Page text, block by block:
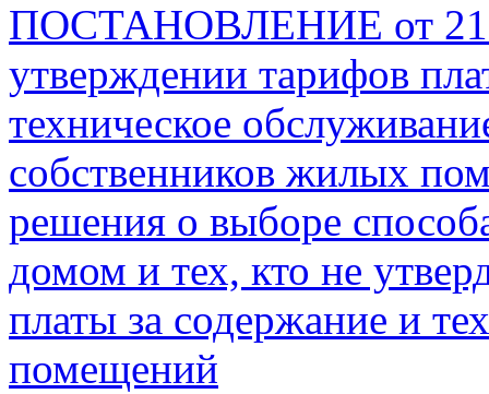
ПОСТАНОВЛЕНИЕ от 21
утверждении тарифов
техническое
собственников жилых
решения о выборе
домом и тех, кто не
платы за содержание и
помещений